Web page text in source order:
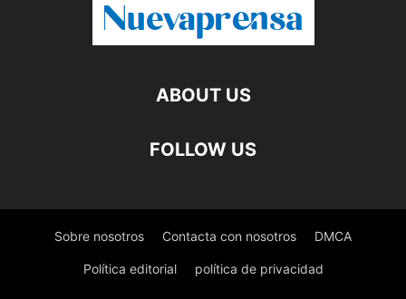
ABOUT US
FOLLOW US
Sobre nosotros Contacta con nosotros DMCA
Política editorial política de privacidad